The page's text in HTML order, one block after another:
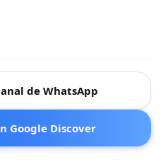
de WhatsApp
Google Discover